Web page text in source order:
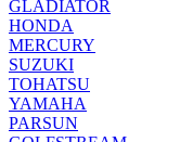
GLADIATOR
HONDA
MERCURY
SUZUKI
TOHATSU
YAMAHA
PARSUN